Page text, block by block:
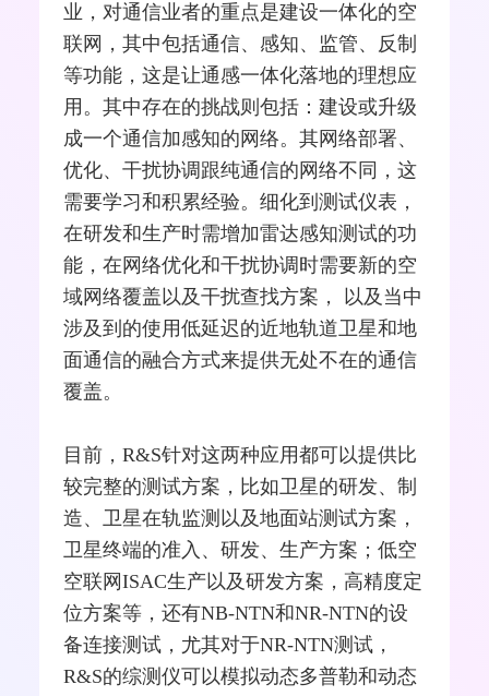
业，对通信业者的重点是建设一体化的空
联网，其中包括通信、感知、监管、反制
等功能，这是让通感一体化落地的理想应
用。其中存在的挑战则包括：建设或升级
成一个通信加感知的网络。其网络部署、
优化、干扰协调跟纯通信的网络不同，这
需要学习和积累经验。细化到测试仪表，
在研发和生产时需增加雷达感知测试的功
能，在网络优化和干扰协调时需要新的空
域网络覆盖以及干扰查找方案， 以及当中
涉及到的使用低延迟的近地轨道卫星和地
面通信的融合方式来提供无处不在的通信
覆盖。
目前，R&S针对这两种应用都可以提供比
较完整的测试方案，比如卫星的研发、制
造、卫星在轨监测 以及地面站测试方案，
卫星终端的准入、研发、生产方案；低空
空联网ISAC生产以及研发方案，高精度定
位方案等，还有NB-NTN和NR-NTN的设
备连接测试，尤其对于NR-NTN测试，
R&S的综测仪可以模拟动态多普勒和动态